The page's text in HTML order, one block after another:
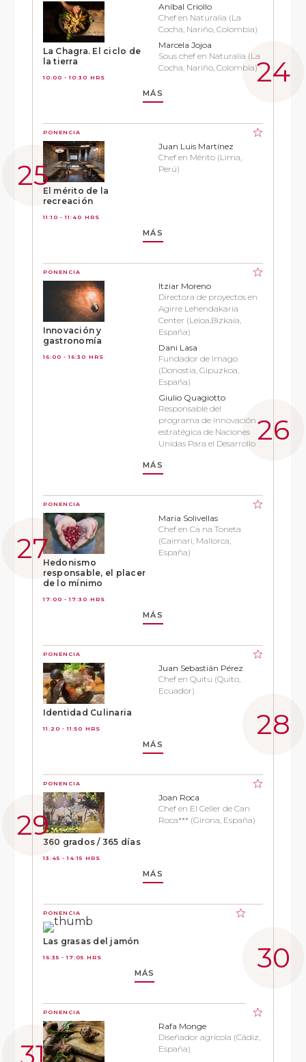
La Chagra. El ciclo de
la tierra
10:00 - 10:30 HRS
Aníbal Criollo
Chef en Naturalia (La
Cocha, Nariño, Colombia)
Marcela Jojoa
Sous chef en Naturalia (La
Cocha, Nariño, Colombia)
MÁS
PONENCIA
El mérito de la
recreación
11:10 - 11:40 HRS
Juan Luis Martínez
Chef en Mérito (Lima,
Perú)
MÁS
PONENCIA
Innovación y
gastronomía
16:00 - 16:30 HRS
Itziar Moreno
Directora de proyectos en
Agirre Lehendakaria
Center (Leioa,Bizkaia,
España)
Dani Lasa
Fundador de Imago
(Donostia, Gipuzkoa,
España)
Giulio Quagiotto
Responsable del
programa de innovación
estratégica de Naciones
Unidas Para el Desarrollo
MÁS
PONENCIA
Hedonismo
responsable, el placer
de lo mínimo
17:00 - 17:30 HRS
Maria Solivellas
Chef en Ca na Toneta
(Caimari, Mallorca,
España)
MÁS
PONENCIA
Identidad Culinaria
11:20 - 11:50 HRS
Juan Sebastián Pérez
Chef en Quitu (Quito,
Ecuador)
MÁS
PONENCIA
360 grados / 365 días
13:45 - 14:15 HRS
Joan Roca
Chef en El Celler de Can
Roca*** (Girona, España)
MÁS
PONENCIA
Las grasas del jamón
16:35 - 17:05 HRS
MÁS
PONENCIA
Rafa Monge
Diseñador agrícola (Cádiz,
España)